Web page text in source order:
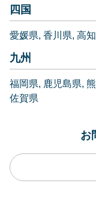
四国
愛媛県 香川県 高
九州
福岡県 鹿児島県
佐賀県
お